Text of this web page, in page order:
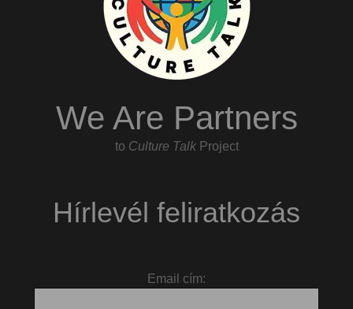
We Are Partners
to Culture TalkProject
Hírlevél feliratkozás
Email cím: